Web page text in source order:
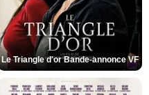
Le Triangle d'or Bande-annonce VF